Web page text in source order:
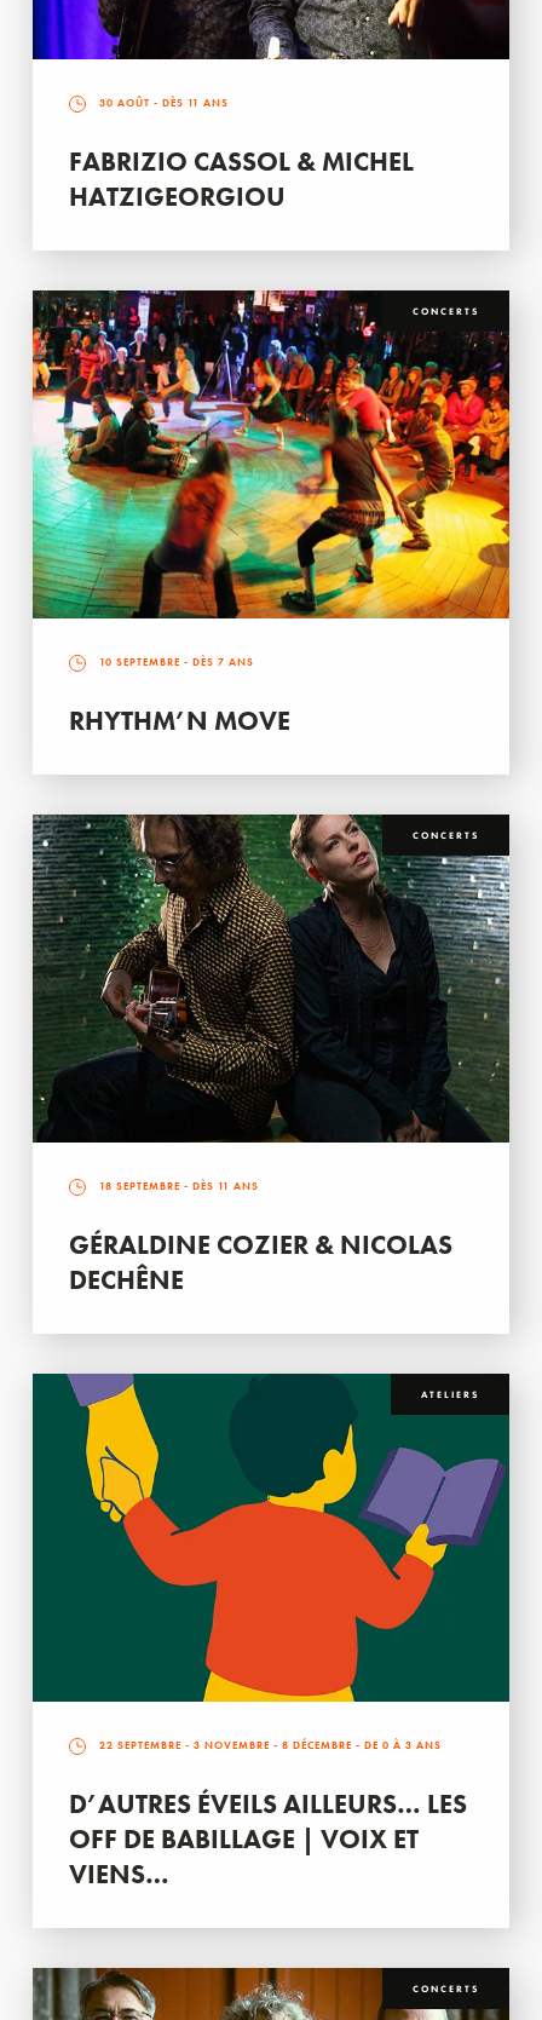
30 AOÛT - DÈS 11 ANS
FABRIZIO CASSOL & MICHEL
HATZIGEORGIOU
CONCERTS
10 SEPTEMBRE - DÈS 7 ANS
RHYTHM’N MOVE
CONCERTS
18 SEPTEMBRE - DÈS 11 ANS
GÉRALDINE COZIER & NICOLAS
DECHÊNE
ATELIERS
22 SEPTEMBRE - 3 NOVEMBRE - 8 DÉCEMBRE - DE 0 À 3 ANS
D’AUTRES ÉVEILS AILLEURS… LES
OFF DE BABILLAGE | VOIX ET
VIENS…
CONCERTS